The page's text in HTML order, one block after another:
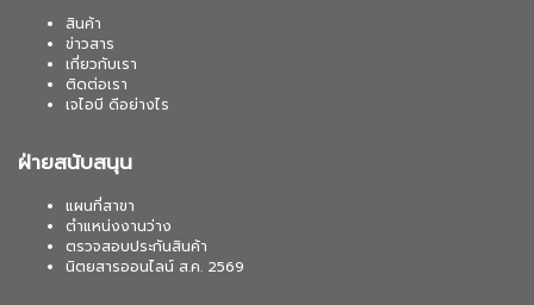
สินค้า
ข่าวสาร
เกี่ยวกับเรา
ติดต่อเรา
เจไอบี ดีอย่างไร
ฝ่ายสนับสนุน
แผนที่สาขา
ตำแหน่งงานว่าง
ตรวจสอบประกันสินค้า
นิตยสารออนไลน์ ส.ค. 2569